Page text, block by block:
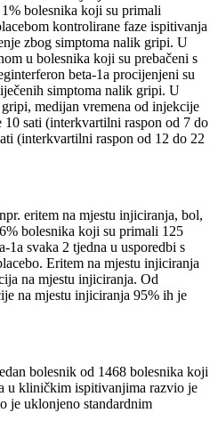
bolesnika koji su primali
kontrolirane faze ispitivanja
zbog simptoma nalik gripi. U
u bolesnika koji su prebačeni s
beta-1a procijenjeni su
simptoma nalik gripi. U
medijan vremena od injekcije
10 sati (interkvartilni raspon od 7 do
(interkvartilni raspon od 12 do 22
eritem na mjestu injiciranja, bol,
bolesnika koji su primali 125
1a svaka 2 tjedna u usporedbi s
Eritem na mjestu injiciranja
na mjestu injiciranja. Od
na mjestu injiciranja 95% ih je
bolesnik od 1468 bolesnika koji
u kliničkim ispitivanjima razvio je
je uklonjeno standardnim